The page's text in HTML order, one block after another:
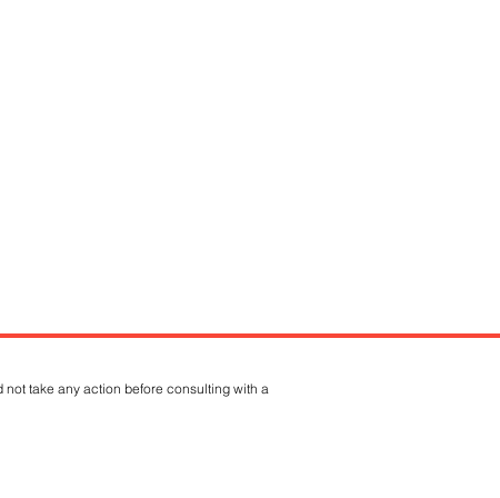
take any action before consulting with a